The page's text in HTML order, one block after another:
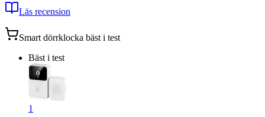
Läs recension
Smart dörrklocka bäst i test
Bäst i test
1